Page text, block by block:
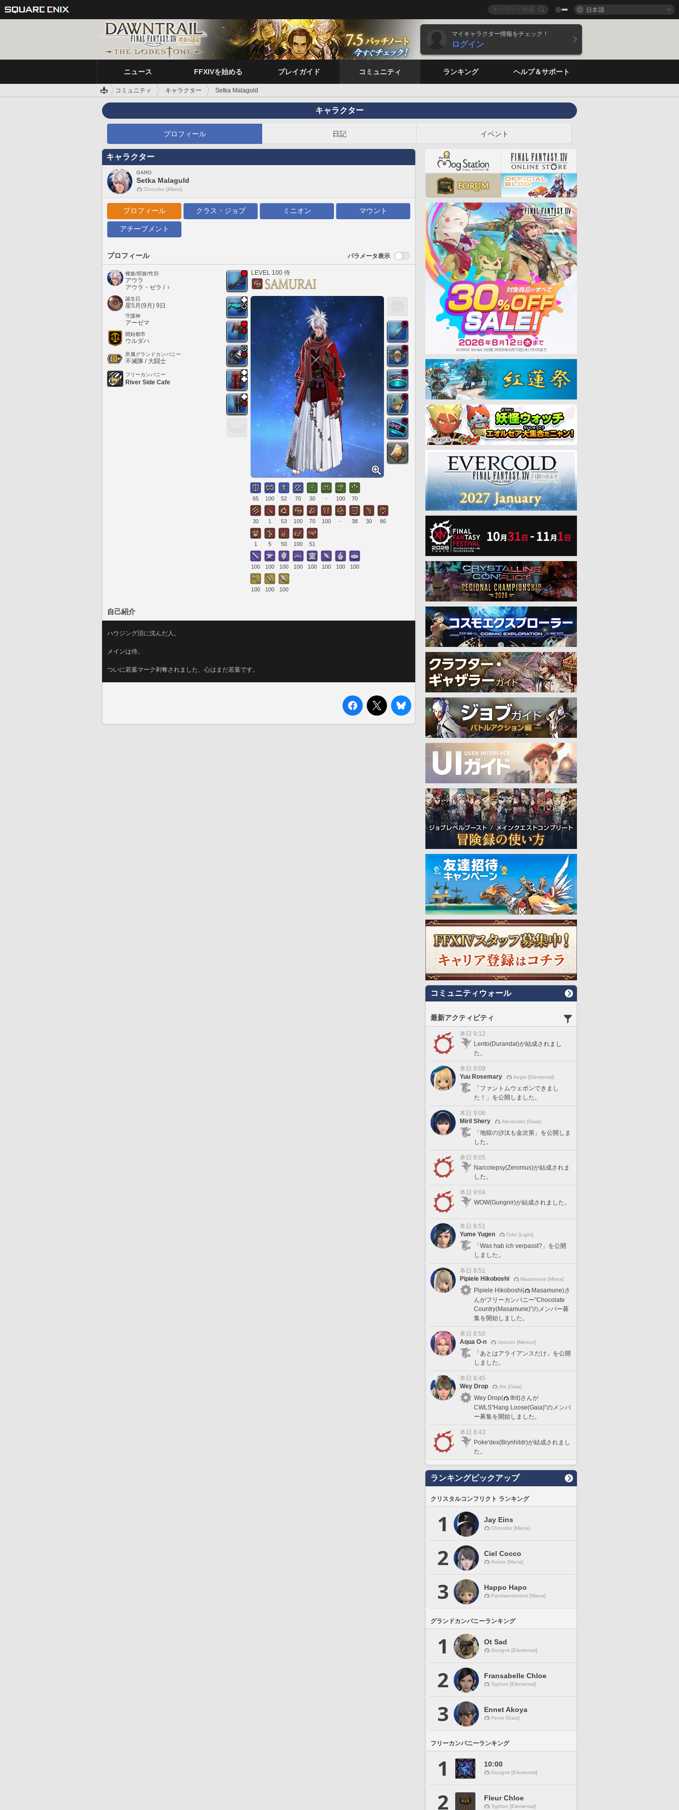
日本語
マイキャラクター情報をチェック！
ログイン
ニュース FFXIVを始める プレイガイド コミュニティ ランキング ヘルプ＆サポート
コミュニティ キャラクター Setka Malaguld
キャラクター
プロフィール 日記 イベント
キャラクター
GARO
Setka Malaguld
Chocobo [Mana]
プロフィール クラス・ジョブ ミニオン マウント
アチーブメント
プロフィール パラメータ表示
種族/部族/性別
アウラ
アウラ・ゼラ / ♀
誕生日
星5月(9月) 9日
守護神
アーゼマ
開始都市
ウルダハ
所属グランドカンパニー
不滅隊 / 大闘士
フリーカンパニー
River Side Cafe
LEVEL 100 侍
65 100 52 70 30 - 100 70
30 1 53 100 70 100 - 38 30 86
1 5 50 100 51
100 100 100 100 100 100 100 100
100 100 100
自己紹介
ハウジング沼に沈んだ人。
メインは侍。
ついに若葉マーク剥奪されました、心はまだ若葉です。
コミュニティウォール
最新アクティビティ
本日 9:12
Lento(Durandal)が結成されまし
た。
本日 9:09
Yuu Rosemary
Aegis [Elemental]
「ファントムウェポンできまし
た！」を公開しました。
本日 9:06
Miril Shery
Alexander [Gaia]
「地獄の沙汰も金次第」を公開しま
した。
本日 9:05
Narcolepsy(Zeromus)が結成されま
した。
本日 9:04
WOW(Gungnir)が結成されました。
本日 8:51
Yume Yugen
Odin [Light]
「Was hab ich verpasst?」を公開
しました。
本日 8:51
Pipiele Hikoboshi
Masamune [Mana]
Pipiele Hikoboshi(
Masamune)さ
んがフリーカンパニー"Chocolate
Country(Masamune)"のメンバー募
集を開始しました。
本日 8:50
Aqua O-n
Unicorn [Meteor]
「あとはアライアンスだけ」を公開
しました。
本日 8:45
Wey Drop
Ifrit [Gaia]
Wey Drop(
Ifrit)さんが
CWLS"Hang Loose(Gaia)"のメンバ
ー募集を開始しました。
本日 8:43
Poke'dex(Brynhildr)が結成されまし
た。
ランキングピックアップ
クリスタルコンフリクト ランキング
1 Jay Eins
Chocobo [Mana]
2 Ciel Cocco
Anima [Mana]
3 Happo Hapo
Pandaemonium [Mana]
グランドカンパニーランキング
1 Ot Sad
Gungnir [Elemental]
2 Fransabelle Chloe
Typhon [Elemental]
3 Ennet Akoya
Fenrir [Gaia]
フリーカンパニーランキング
1 10:00
Gungnir [Elemental]
2 Fleur Chloe
Typhon [Elemental]